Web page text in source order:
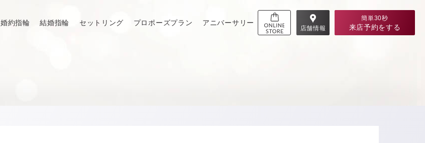
婚約指輪 結婚指輪 セットリング プロポーズプラン アニバーサリー
店舗情報
簡単30秒
来店予約をする